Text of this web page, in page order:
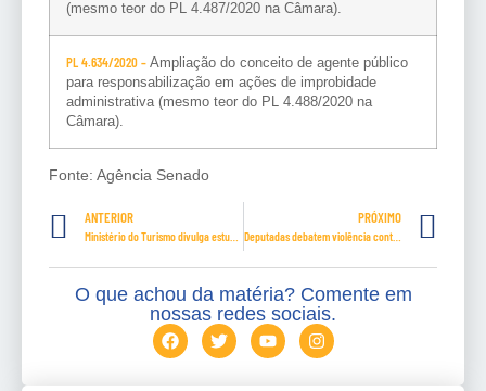
(mesmo teor do PL 4.487/2020 na Câmara).
PL 4.634/2020– Ampliação do conceito de agente público
para responsabilização em ações de improbidade
administrativa (mesmo teor do PL 4.488/2020 na
Câmara).
Fonte: Agência Senado
ANTERIOR PRÓXIMO
Deputadas debatem violência contra a mulher nas eleições deste ano
O que achou da matéria? Comente em
nossas redes sociais.